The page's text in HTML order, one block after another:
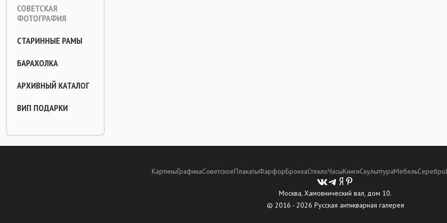
СОВЕТСКАЯ
ФОТОГРАФИЯ
СТАРИННЫЕ РАМЫ
БАРАХОЛКА
АРХИВНЫЙ КАТАЛОГ
ВИП ПОДАРКИ
КартиныГрафикаСоветскоеПлакатыФарфорБронзаСтеклоЧасыКнигиСкульптураМебельСеребро
Москва, Хамовнический вал, дом 10.
© 2016 - 2026 Русская антикварная галерея